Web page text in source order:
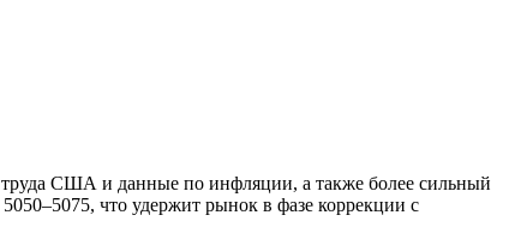
США и данные по инфляции, а также более сильный
что удержит рынок в фазе коррекции с